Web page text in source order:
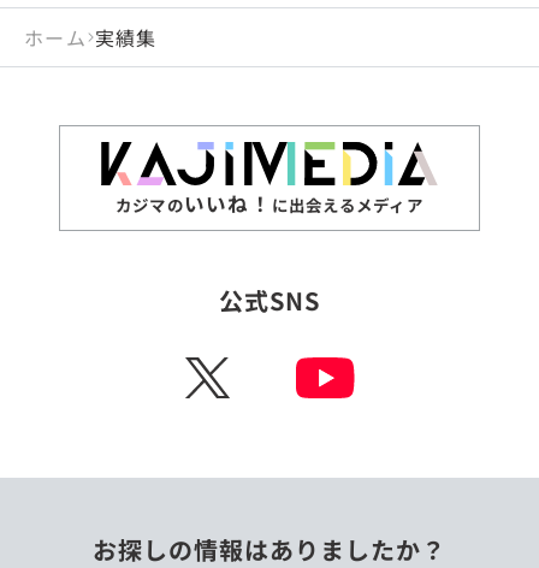
ホーム 実績集
カジマのいいね！ に出会えるメディア
公式SNS
X
お探しの情報はありましたか？